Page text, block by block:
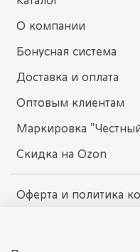
О компании
Бонусная система
Доставка и оплата
Оптовым клиентам
Маркировка
Скидка на Ozon
Оферта и политика